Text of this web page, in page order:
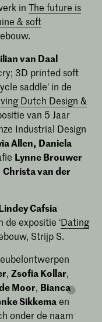
inThe future is
& soft
van Daal
3D printed soft
saddle' in de
Dutch Design &
van 5 Jaar
Industrial Design
Allen, Daniela
Lynne Brouwer
Christa van der
Cafsia
expositie ‘Dating
Strijp S.
,Zsofia Kollar,
Moor, Bianca
Sikkema en
onder de naam